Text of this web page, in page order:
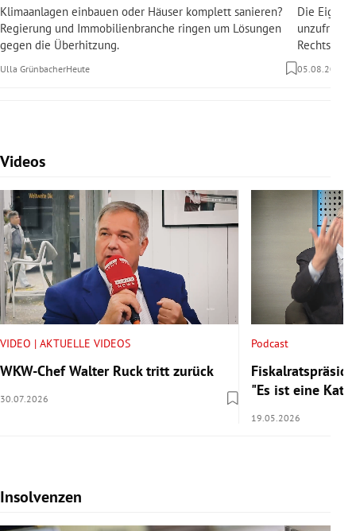
Klimaanlagen einbauen oder Häuser komplett sanieren?
Regierung und Immobilienbranche ringen um Lösungen
gegen die Überhitzung.
Ulla GrünbacherHeute
Die
05.08.2026
Videos
Slide 1 von 7
VIDEO | AKTUELLE VIDEOS
WKW-Chef Walter Ruck tritt zurück
30.07.2026
Podcast
"Es ist eine
19.05.2026
Insolvenzen
Slide 1 von 7